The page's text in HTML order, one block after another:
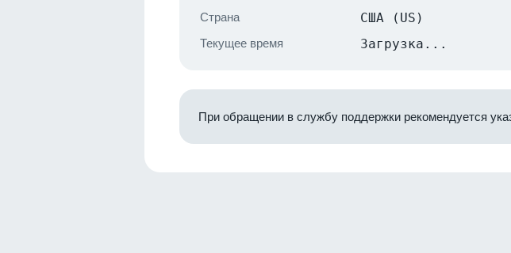
Страна США (US)
Текущее время Загрузка...
При обращении в службу поддержки рекомендуется